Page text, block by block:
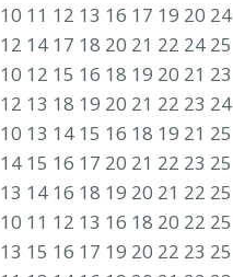
11 12 13 16 17 19 20 24
14 17 18 20 21 22 24 25
12 15 16 18 19 20 21 23
13 18 19 20 21 22 23 24
13 14 15 16 18 19 21 25
15 16 17 20 21 22 23 25
14 16 18 19 20 21 22 25
11 12 13 16 18 20 22 25
15 16 17 19 20 22 23 25